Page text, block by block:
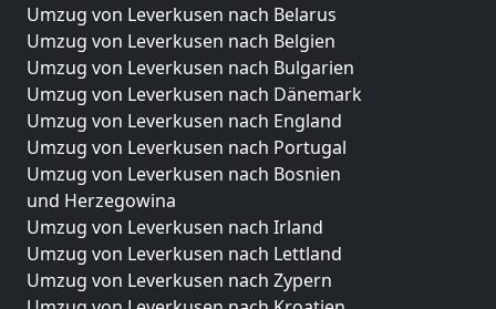
Umzug von Leverkusen nach Belarus
Umzug von Leverkusen nach Belgien
Umzug von Leverkusen nach Bulgarien
Umzug von Leverkusen nach Dänemark
Umzug von Leverkusen nach England
Umzug von Leverkusen nach Portugal
Umzug von Leverkusen nach Bosnien
und Herzegowina
Umzug von Leverkusen nach Irland
Umzug von Leverkusen nach Lettland
Umzug von Leverkusen nach Zypern